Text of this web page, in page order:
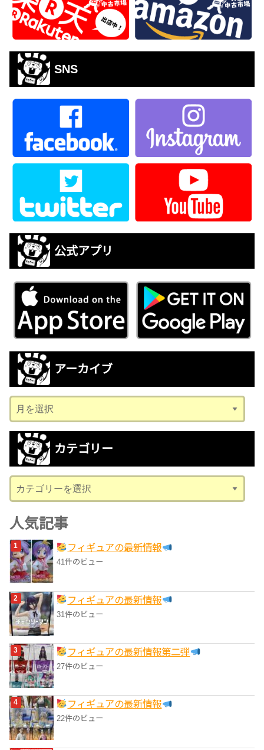
SNS
公式アプリ
アーカイブ
ー
カ
ブ
カテゴリー
テ
ゴ
リ
ー
人気記事
フィギュアの最新情報
41件のビュー
フィギュアの最新情報
31件のビュー
フィギュアの最新情報第二弾
27件のビュー
フィギュアの最新情報
22件のビュー